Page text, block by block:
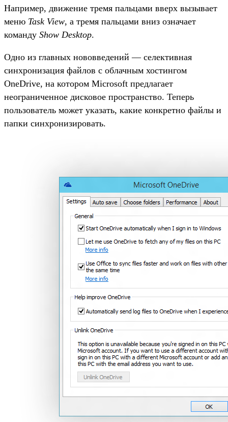
Например, движение тремя пальцами вверх вызывает
меню Task View, а тремя пальцами вниз означает
команду Show Desktop.
Одно из главных нововведений — селективная
синхронизация файлов с облачным хостингом
OneDrive, на котором Microsoft предлагает
неограниченное дисковое пространство. Теперь
пользователь может указать, какие конкретно файлы и
папки синхронизировать.